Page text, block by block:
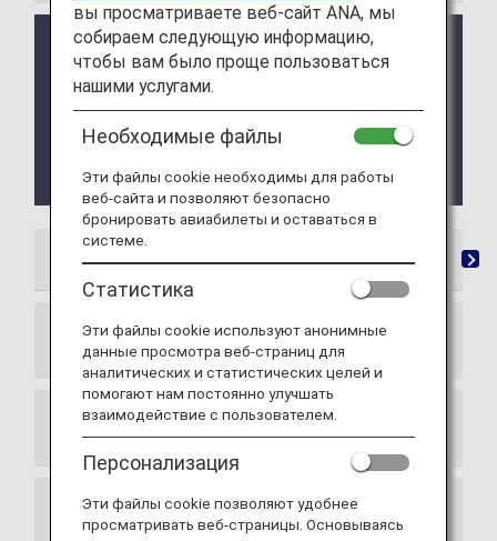
Mileage accrual for flights operated by Asiana
Airlines is available for flights boarding until
October 15, 2026. Retroactive Mileage Registration
is available for web applications received until
October 31, 2026. For details, please refer to
(OZ).
List of Partner Airlines Mileage Registration
Star Alliance Member Airlines
Other Mileage Partners
вы просматриваете веб-сайт ANA, мы
собираем следующую информацию,
чтобы вам было проще пользоваться
нашими услугами.
Необходимые файлы
Эти файлы cookie необходимы для работы
веб-сайта и позволяют безопасно
бронировать авиабилеты и оставаться в
системе.
Статистика
Эти файлы cookie используют анонимные
данные просмотра веб-страниц для
аналитических и статистических целей и
помогают нам постоянно улучшать
взаимодействие с пользователем.
Персонализация
Эти файлы cookie позволяют удобнее
просматривать веб-страницы. Основываясь